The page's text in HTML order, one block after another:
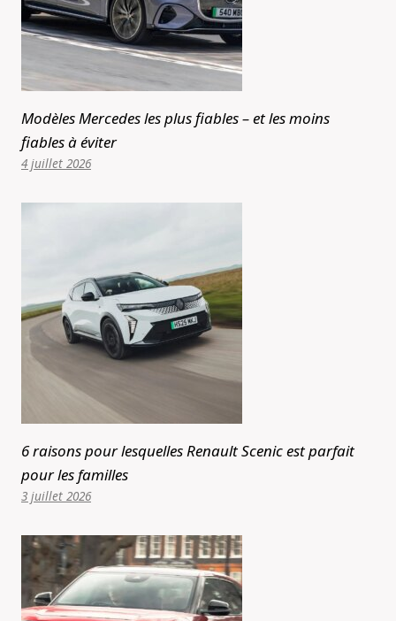
Modèles Mercedes les plus fiables – et les moins
fiables à éviter
4 juillet 2026
6 raisons pour lesquelles Renault Scenic est parfait
pour les familles
3 juillet 2026